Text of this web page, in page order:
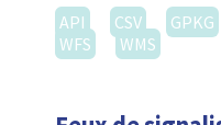
API
CSV GPKG
WFS
WMS